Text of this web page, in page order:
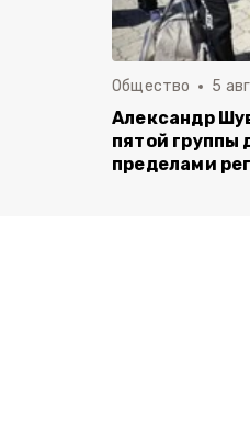
Общество 5
Александр
пятой группы
пределами